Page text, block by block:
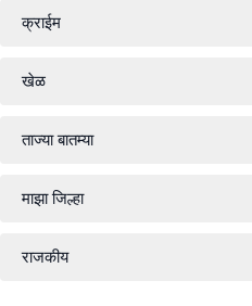
क्राईम
खेळ
ताज्या बातम्या
माझा जिल्हा
राजकीय